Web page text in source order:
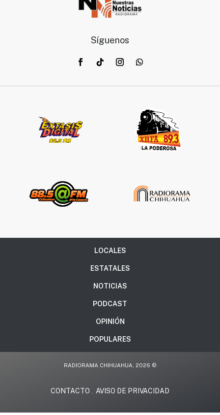
Síguenos
LOCALES
ESTATALES
NOTICIAS
PODCAST
OPINIÓN
POPULARES
RADIORAMA CHIHUAHUA, 2026 ©
CONTACTO AVISO DE PRIVACIDAD